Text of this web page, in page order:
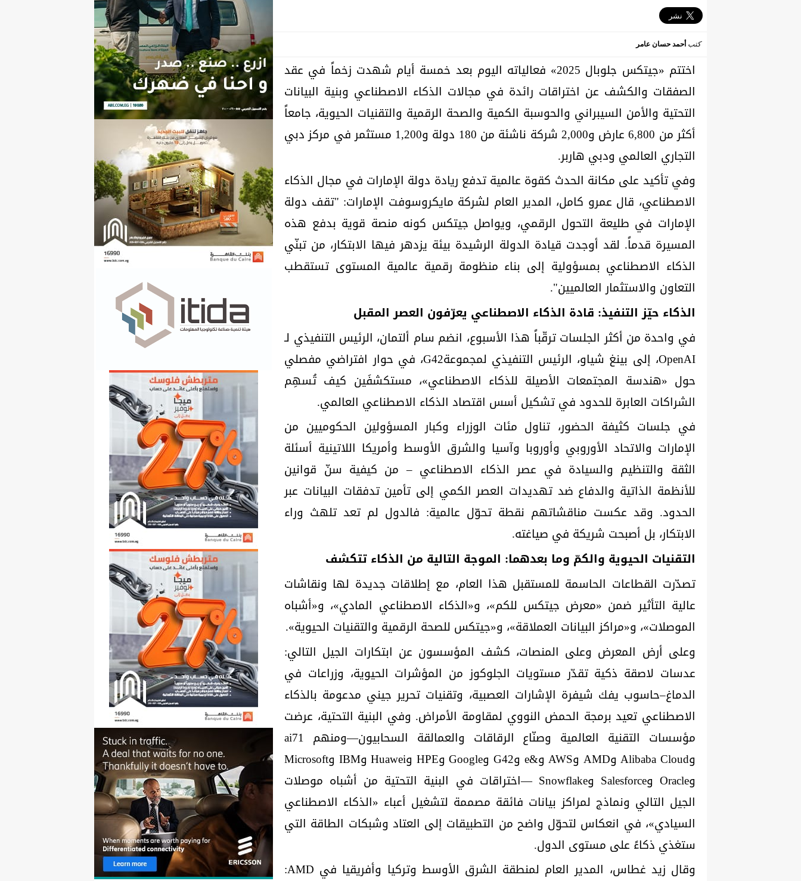
كتبأحمد حسان عامر
اختتم «جيتكس جلوبال 2025» فعالياته اليوم بعد خمسة أيام شهدت زخماً في عقد
الصفقات والكشف عن اختراقات رائدة في مجالات الذكاء الاصطناعي وبنية البيانات
التحتية والأمن السيبراني والحوسبة الكمية والصحة الرقمية والتقنيات الحيوية، جامعاً
أكثر من 6,800 عارض و2,000 شركة ناشئة من 180 دولة و1,200 مستثمر في مركز دبي
التجاري العالمي ودبي هاربر.
وفي تأكيد على مكانة الحدث كقوة عالمية تدفع ريادة دولة الإمارات في مجال الذكاء
الاصطناعي، قال عمرو كامل، المدير العام لشركة مايكروسوفت الإمارات: "تقف دولة
الإمارات في طليعة التحول الرقمي، ويواصل جيتكس كونه منصة قوية بدفع هذه
المسيرة قدماً. لقد أوجدت قيادة الدولة الرشيدة بيئة يزدهر فيها الابتكار، من تبنّي
الذكاء الاصطناعي بمسؤولية إلى بناء منظومة رقمية عالمية المستوى تستقطب
التعاون والاستثمار العالميين".
الذكاء حيّز التنفيذ: قادة الذكاء الاصطناعي يعرّفون العصر المقبل
في واحدة من أكثر الجلسات ترقّباً هذا الأسبوع، انضم سام ألتمان، الرئيس التنفيذي لـ
OpenAI، إلى بينغ شياو، الرئيس التنفيذي لمجموعةG42، في حوار افتراضي مفصلي
حول «هندسة المجتمعات الأصيلة للذكاء الاصطناعي»، مستكشفَين كيف تُسهِم
الشراكات العابرة للحدود في تشكيل أسس اقتصاد الذكاء الاصطناعي العالمي.
في جلسات كثيفة الحضور، تناول مئات الوزراء وكبار المسؤولين الحكوميين من
الإمارات والاتحاد الأوروبي وأوروبا وآسيا والشرق الأوسط وأمريكا اللاتينية أسئلة
الثقة والتنظيم والسيادة في عصر الذكاء الاصطناعي – من كيفية سنّ قوانين
للأنظمة الذاتية والدفاع ضد تهديدات العصر الكمي إلى تأمين تدفقات البيانات عبر
الحدود. وقد عكست مناقشاتهم نقطة تحوّل عالمية: فالدول لم تعد تلهث وراء
الابتكار، بل أصبحت شريكة في صياغته.
التقنيات الحيوية والكمّ وما بعدهما: الموجة التالية من الذكاء تتكشف
تصدّرت القطاعات الحاسمة للمستقبل هذا العام، مع إطلاقات جديدة لها ونقاشات
عالية التأثير ضمن «معرض جيتكس للكم»، و«الذكاء الاصطناعي المادي»، و«أشباه
الموصلات»، و«مراكز البيانات العملاقة»، و«جيتكس للصحة الرقمية والتقنيات الحيوية».
وعلى أرض المعرض وعلى المنصات، كشف المؤسسون عن ابتكارات الجيل التالي:
عدسات لاصقة ذكية تقدّر مستويات الجلوكوز من المؤشرات الحيوية، وزراعات في
الدماغ–حاسوب يفك شيفرة الإشارات العصبية، وتقنيات تحرير جيني مدعومة بالذكاء
الاصطناعي تعيد برمجة الحمض النووي لمقاومة الأمراض. وفي البنية التحتية، عرضت
مؤسسات التقنية العالمية وصنّاع الرقاقات والعمالقة السحابيون—ومنهم ai71
وAlibaba Cloud وAMD وAWS و&e وG42 وGoogle وHPE وHuawei وIBM وMicrosoft
وOracle وSalesforce وSnowflake —اختراقات في البنية التحتية من أشباه موصلات
الجيل التالي ونماذج لمراكز بيانات فائقة مصممة لتشغيل أعباء «الذكاء الاصطناعي
السيادي»، في انعكاس لتحوّل واضح من التطبيقات إلى العتاد وشبكات الطاقة التي
ستغذي ذكاءً على مستوى الدول.
وقال زيد غطاس، المدير العام لمنطقة الشرق الأوسط وتركيا وأفريقيا في AMD: